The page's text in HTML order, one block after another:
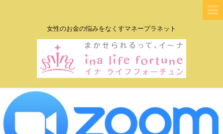
女性のお金の悩みをなくすマネープラネット